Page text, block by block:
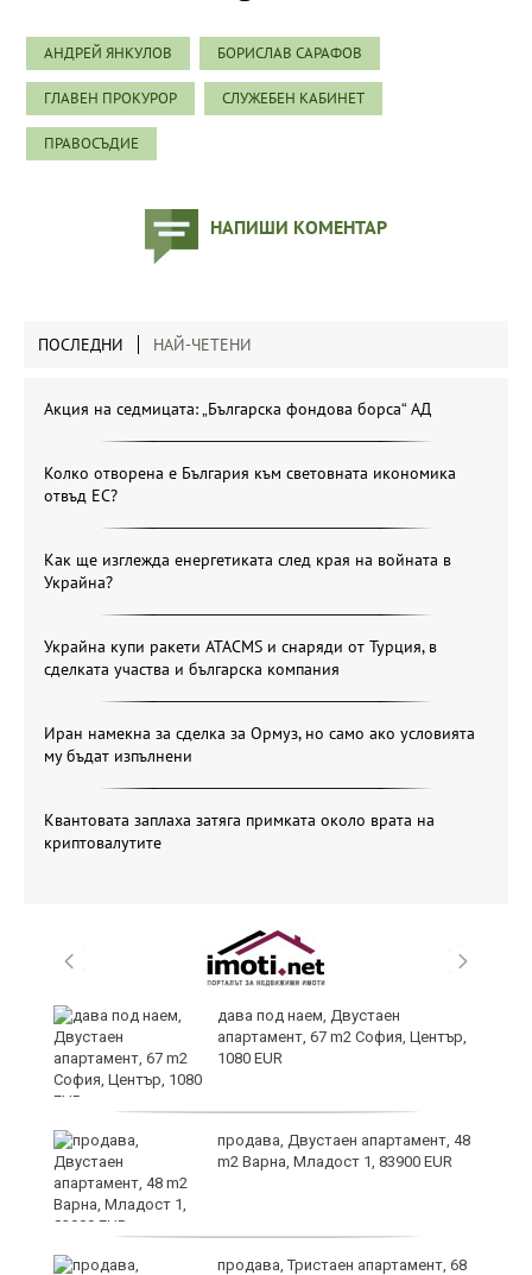
АНДРЕЙ ЯНКУЛОВ БОРИСЛАВ САРАФОВ
ГЛАВЕН ПРОКУРОР СЛУЖЕБЕН КАБИНЕТ
ПРАВОСЪДИЕ
НАПИШИ КОМЕНТАР
ПОСЛЕДНИ НАЙ-ЧЕТЕНИ
Акция на седмицата: „Българска фондова борса“ АД
Колко отворена е България към световната икономика
отвъд ЕС?
Как ще изглежда енергетиката след края на войната в
Украйна?
Украйна купи ракети ATACMS и снаряди от Турция, в
сделката участва и българска компания
Иран намекна за сделка за Ормуз, но само ако условията
му бъдат изпълнени
Квантовата заплаха затяга примката около врата на
криптовалутите
дава под наем, Двустаен
апартамент, 67 m2 София, Център,
1080 EUR
продава, Двустаен апартамент, 48
m2 Варна, Младост 1, 83900 EUR
продава, Тристаен апартамент, 68